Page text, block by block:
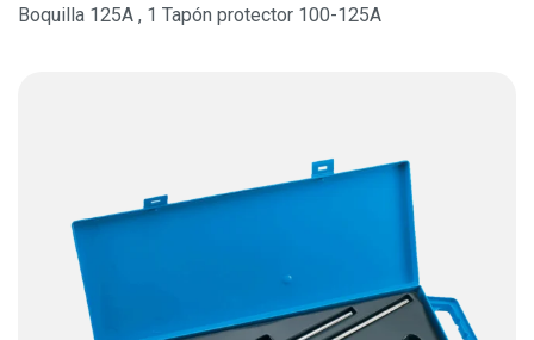
Boquilla 125A , 1 Tapón protector 100-125A